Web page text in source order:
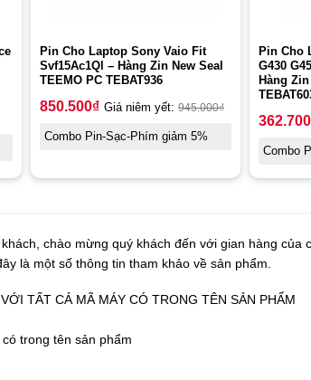
Pin Cho Laptop Sony Vaio Fit
Svf15Ac1Ql – Hàng Zin New Seal
TEEMO PC TEBAT936
850.500₫ Giá niêm yết: 945.000₫
Combo Pin-Sạc-Phím giảm 5%
Pin Cho
G430
Hàng Zin
362.700
Combo
chào mừng quý khách đến với gian hàng của
là một số thông tin tham khảo về sản phẩm.
TẤT CẢ MÃ MÁY CÓ TRONG TÊN SẢN PHẨM
trong tên sản phẩm